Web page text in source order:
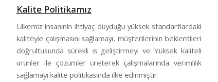
Kalite Politikamız
Ülkemiz insaninin ihtiyaç duyduğu yüksek standartlardaki
kaliteyle çalışmasını sağlamayı, müşterilerinin beklentileri
doğrultusunda sürekli is geliştirmeyi ve Yüksek kaliteli
ürünler ile çözümler üreterek çalışmalarında verimlilik
sağlamayı kalite politikasında ilke edinmiştir.